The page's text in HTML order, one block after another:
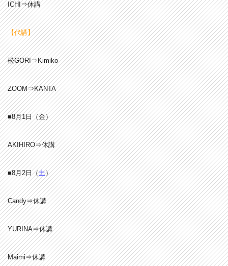
ICHI⇒休講
【代講】
松GORI⇒Kimiko
ZOOM⇒KANTA
■8月1日（金）
AKIHIRO⇒休講
■8月2日（土）
Candy⇒休講
YURINA⇒休講
Maimi⇒休講